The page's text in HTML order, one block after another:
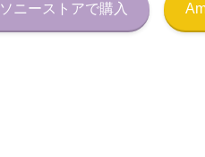
ソニーストアで購入